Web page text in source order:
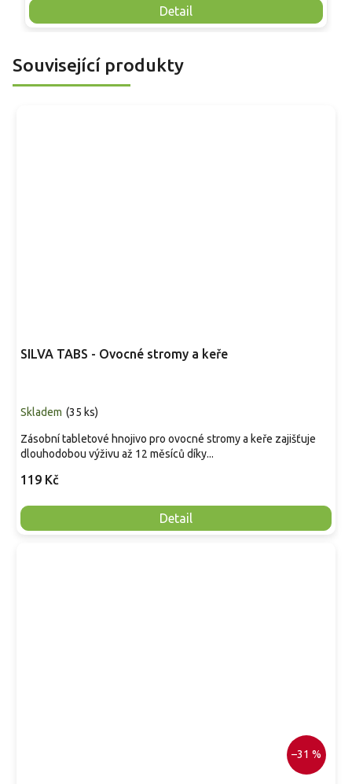
Detail
Odrůda 'Medusa' představuje nepřehlédnutelnou solitéru
ideální pro minimalistické či japonské zahrady. Je
působivý architektonický prvek.
Související produkty
SILVA TABS - Ovocné stromy a keře
Skladem (35 ks)
119 Kč
Detail
Zásobní tabletové hnojivo pro ovocné stromy a keře zajišťuje
dlouhodobou výživu až 12 měsíců díky...
–31 %